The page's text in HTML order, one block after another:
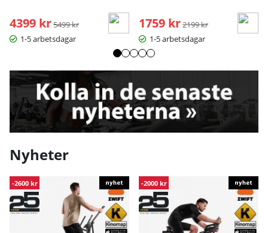
4399 kr Ordinarie pris:
5499 kr
1-5 arbetsdagar
1759 kr Ordinarie pris:
2199 kr
1-5 arbetsdagar
Nyheter
-2600 kr -2000 kr